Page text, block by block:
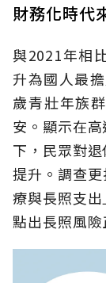
財務化時代
與2021年相
升為國人最
歲青壯年族
安。顯示在
下，民眾對
提升。調查
療與長照支
點出長照風